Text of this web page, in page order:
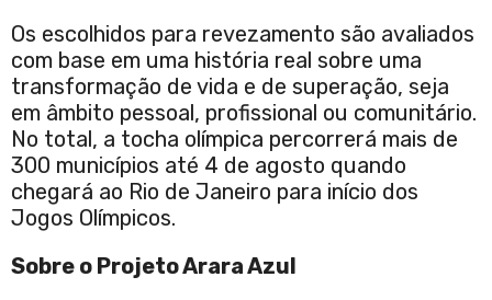
Os escolhidos para revezamento são avaliados
com base em uma história real sobre uma
transformação de vida e de superação, seja
em âmbito pessoal, profissional ou comunitário.
No total, a tocha olímpica percorrerá mais de
300 municípios até 4 de agosto quando
chegará ao Rio de Janeiro para início dos
Jogos Olímpicos.
Sobre o Projeto Arara Azul